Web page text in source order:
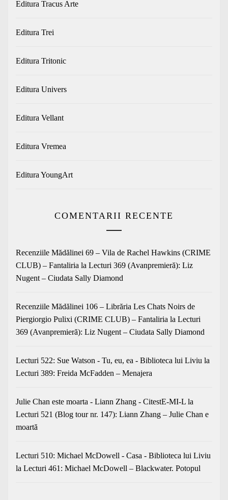
Editura Tracus Arte
Editura Trei
Editura Tritonic
Editura Univers
Editura Vellant
Editura Vremea
Editura YoungArt
COMENTARII RECENTE
Recenziile Mădălinei 69 – Vila de Rachel Hawkins (CRIME
CLUB) – Fantaliria la Lecturi 369 (Avanpremieră): Liz
Nugent – Ciudata Sally Diamond
Recenziile Mădălinei 106 – Librăria Les Chats Noirs de
Piergiorgio Pulixi (CRIME CLUB) – Fantaliria la Lecturi
369 (Avanpremieră): Liz Nugent – Ciudata Sally Diamond
Lecturi 522: Sue Watson - Tu, eu, ea - Biblioteca lui Liviu la
Lecturi 389: Freida McFadden – Menajera
Julie Chan este moarta - Liann Zhang - CitestE-MI-L la
Lecturi 521 (Blog tour nr. 147): Liann Zhang – Julie Chan e
moartă
Lecturi 510: Michael McDowell - Casa - Biblioteca lui Liviu
la Lecturi 461: Michael McDowell – Blackwater. Potopul